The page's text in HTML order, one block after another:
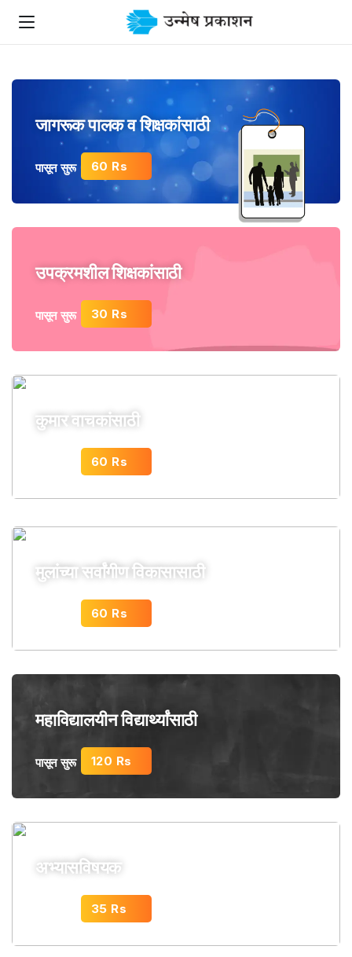
जागरूक पालक व शिक्षकांसाठी
पासून सुरू 60 Rs
उपक्रमशील शिक्षकांसाठी
पासून सुरू 30 Rs
कुमार वाचकांसाठी
60 Rs
मुलांच्या सर्वांगीण विकासासाठी
60 Rs
महाविद्यालयीन विद्यार्थ्यांसाठी
पासून सुरू 120 Rs
अभ्यासविषयक
35 Rs